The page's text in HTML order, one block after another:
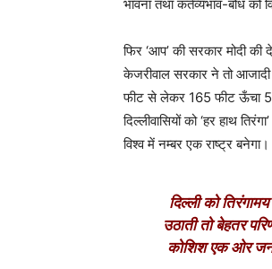
भावना तथा कर्तव्यभाव-बोध को
फिर ‘आप’ की सरकार मोदी की
केजरीवाल सरकार ने तो
फीट से लेकर 165 फीट ऊँचा
दिल्लीवासियों को ‘हर हाथ
विश्व में नम्बर एक राष्ट्र बनेगा।
दिल्ली को
उठाती तो बेहतर
कोशिश एक ओर